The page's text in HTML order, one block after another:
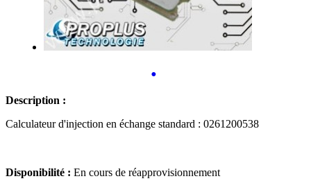
•
Description :
Calculateur d'injection en échange standard : 0261200538
Disponibilité : En cours de réapprovisionnement